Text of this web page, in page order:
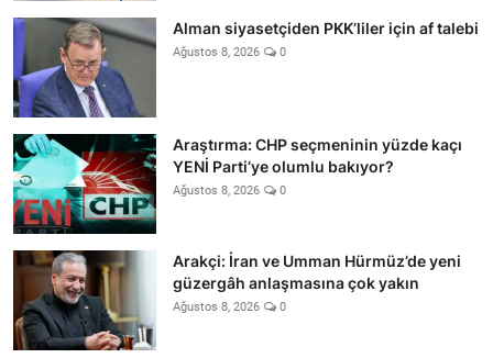
Alman siyasetçiden PKK’liler için af talebi
Ağustos 8, 2026 0
Araştırma: CHP seçmeninin yüzde kaçı
YENİ Parti’ye olumlu bakıyor?
Ağustos 8, 2026 0
Arakçi: İran ve Umman Hürmüz’de yeni
güzergâh anlaşmasına çok yakın
Ağustos 8, 2026 0